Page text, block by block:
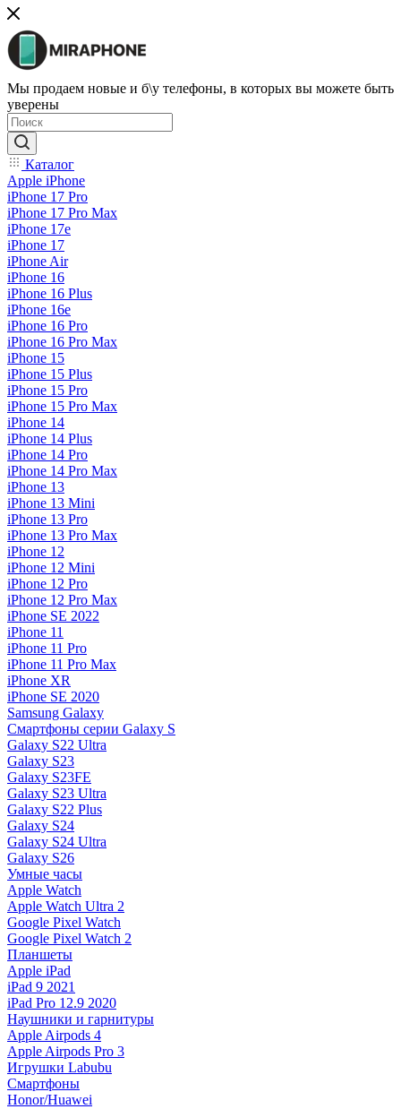
Мы продаем новые и б\у телефоны, в которых вы можете быть
уверены
Каталог
Apple iPhone
iPhone 17 Pro
iPhone 17 Pro Max
iPhone 17e
iPhone 17
iPhone Air
iPhone 16
iPhone 16 Plus
iPhone 16e
iPhone 16 Pro
iPhone 16 Pro Max
iPhone 15
iPhone 15 Plus
iPhone 15 Pro
iPhone 15 Pro Max
iPhone 14
iPhone 14 Plus
iPhone 14 Pro
iPhone 14 Pro Max
iPhone 13
iPhone 13 Mini
iPhone 13 Pro
iPhone 13 Pro Max
iPhone 12
iPhone 12 Mini
iPhone 12 Pro
iPhone 12 Pro Max
iPhone SE 2022
iPhone 11
iPhone 11 Pro
iPhone 11 Pro Max
iPhone XR
iPhone SE 2020
Samsung Galaxy
Смартфоны серии Galaxy S
Galaxy S22 Ultra
Galaxy S23
Galaxy S23FE
Galaxy S23 Ultra
Galaxy S22 Plus
Galaxy S24
Galaxy S24 Ultra
Galaxy S26
Умные часы
Apple Watch
Apple Watch Ultra 2
Google Pixel Watch
Google Pixel Watch 2
Планшеты
Apple iPad
iPad 9 2021
iPad Pro 12.9 2020
Наушники и гарнитуры
Apple Airpods 4
Apple Airpods Pro 3
Игрушки Labubu
Смартфоны
Honor/Huawei